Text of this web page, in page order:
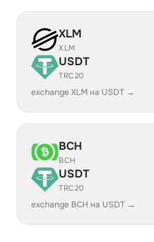
XLM
XLM
USDT
TRC20
exchange XLM на USDT →
BCH
BCH
USDT
TRC20
exchange BCH на USDT →